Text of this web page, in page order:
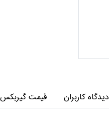
دیدگاه کاربران قیمت گیربکس